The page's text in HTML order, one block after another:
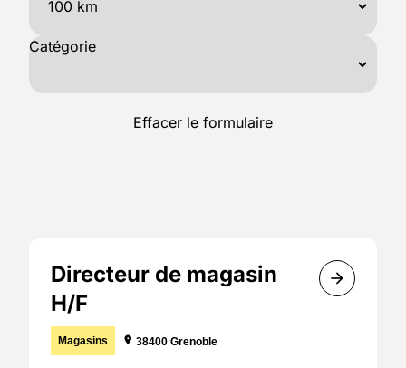
Catégorie
Effacer le formulaire
Directeur de magasin
H/F
Magasins location_on Localisation :
38400 Grenoble
arrow_forward